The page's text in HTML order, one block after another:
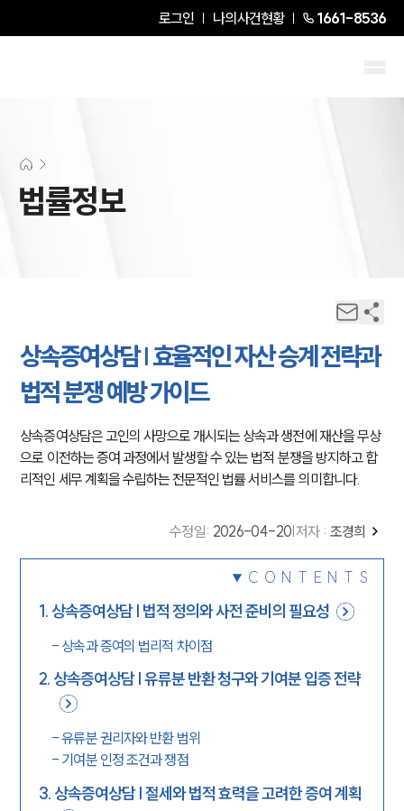
로그인 나의사건현황 1661-8536
법률정보
상속증여상담 | 효율적인 자산 승계 전략과
법적 분쟁 예방 가이드
상속증여상담은 고인의 사망으로 개시되는 상속과 생전에 재산을 무상
으로 이전하는 증여 과정에서 발생할 수 있는 법적 분쟁을 방지하고 합
리적인 세무 계획을 수립하는 전문적인 법률 서비스를 의미합니다.
수정일: 2026-04-20 저자 : 조경희
CONTENTS
1. 상속증여상담 | 법적 정의와 사전 준비의 필요성
- 상속과 증여의 법리적 차이점
2. 상속증여상담 | 유류분 반환 청구와 기여분 입증 전략
-유류분 권리자와 반환 범위
- 기여분 인정 조건과 쟁점
3. 상속증여상담 | 절세와 법적 효력을 고려한 증여 계획